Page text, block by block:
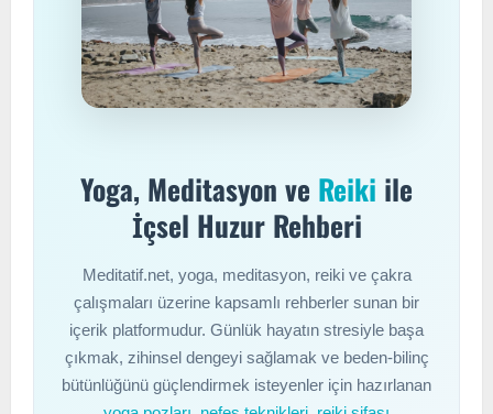
Yoga, Meditasyon ve Reiki ile
İçsel Huzur Rehberi
Meditatif.net, yoga, meditasyon, reiki ve çakra
çalışmaları üzerine kapsamlı rehberler sunan bir
içerik platformudur. Günlük hayatın stresiyle başa
çıkmak, zihinsel dengeyi sağlamak ve beden-bilinç
bütünlüğünü güçlendirmek isteyenler için hazırlanan